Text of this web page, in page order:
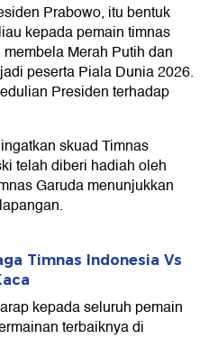
Prabowo, itu bentuk
kepada pemain timnas
Merah Putih dan
peserta Piala Dunia 2026.
Presiden terhadap
skuad Timnas
telah diberi hadiah oleh
Garuda menunjukkan
Timnas Indonesia Vs
kepada seluruh pemain
terbaiknya di